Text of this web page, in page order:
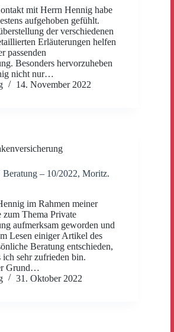
mit Herrn Hennig habe
aufgehoben gefühlt.
der verschiedenen
Erläuterungen helfen
passenden
Besonders hervorzuheben
nicht nur…
14. November 2022
– 10/2022, Moritz.
im Rahmen meiner
zum Thema Private
aufmerksam geworden und
Lesen einiger Artikel des
Beratung entschieden,
sehr zufrieden bin.
Grund…
31. Oktober 2022